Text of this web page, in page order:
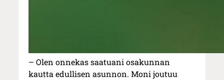
– Olen onnekas saatuani osakunnan
kautta edullisen asunnon. Moni joutuu